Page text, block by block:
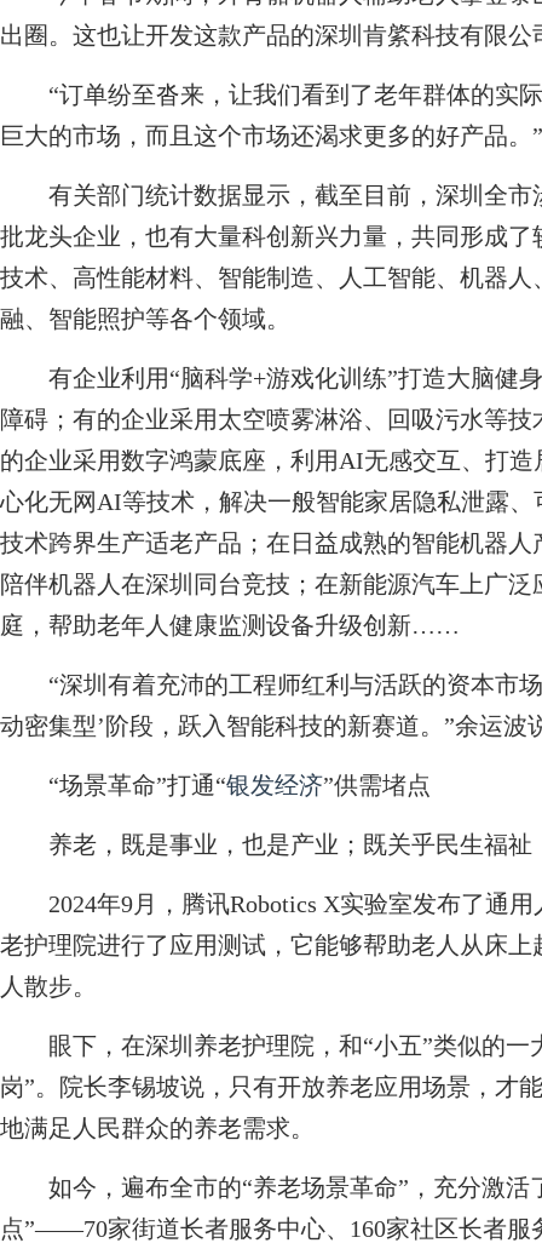
出圈。这也让开发这款产品的深圳肯綮科技有限
“订单纷至沓来，让我们看到了老年群体的实际
巨大的市场，而且这个市场还渴求更多的好产品。”
有关部门统计数据显示，截至目前，深圳全市
批龙头企业，也有大量科创新兴力量，共同形成
技术、高性能材料、智能制造、人工智能、机器
融、智能照护等各个领域。
有企业利用“脑科学+游戏化训练”打造大脑健
障碍；有的企业采用太空喷雾淋浴、回吸污水等
的企业采用数字鸿蒙底座，利用AI无感交互、打
心化无网AI等技术，解决一般智能家居隐私泄露
技术跨界生产适老产品；在日益成熟的智能机器
陪伴机器人在深圳同台竞技；在新能源汽车上广
庭，帮助老年人健康监测设备升级创新……
“深圳有着充沛的工程师红利与活跃的资本市场
动密集型’阶段，跃入智能科技的新赛道。”余运波
“场景革命”打通“银发经济”供需堵点
养老，既是事业，也是产业；既关乎民生福祉
2024年9月，腾讯Robotics X实验室发布了通用
老护理院进行了应用测试，它能够帮助老人从床
人散步。
眼下，在深圳养老护理院，和“小五”类似的一
岗”。院长李锡坡说，只有开放养老应用场景，才
地满足人民群众的养老需求。
如今，遍布全市的“养老场景革命”，充分激活
点”——70家街道长者服务中心、160家社区长者